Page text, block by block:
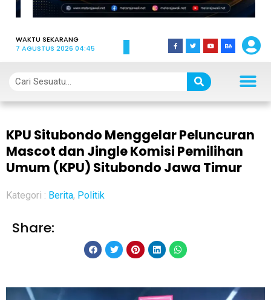
WAKTU SEKARANG
7 AGUSTUS 2026 04:45
KPU Situbondo Menggelar Peluncuran
Mascot dan Jingle Komisi Pemilihan
Umum (KPU) Situbondo Jawa Timur
Kategori : Berita, Politik
Share: